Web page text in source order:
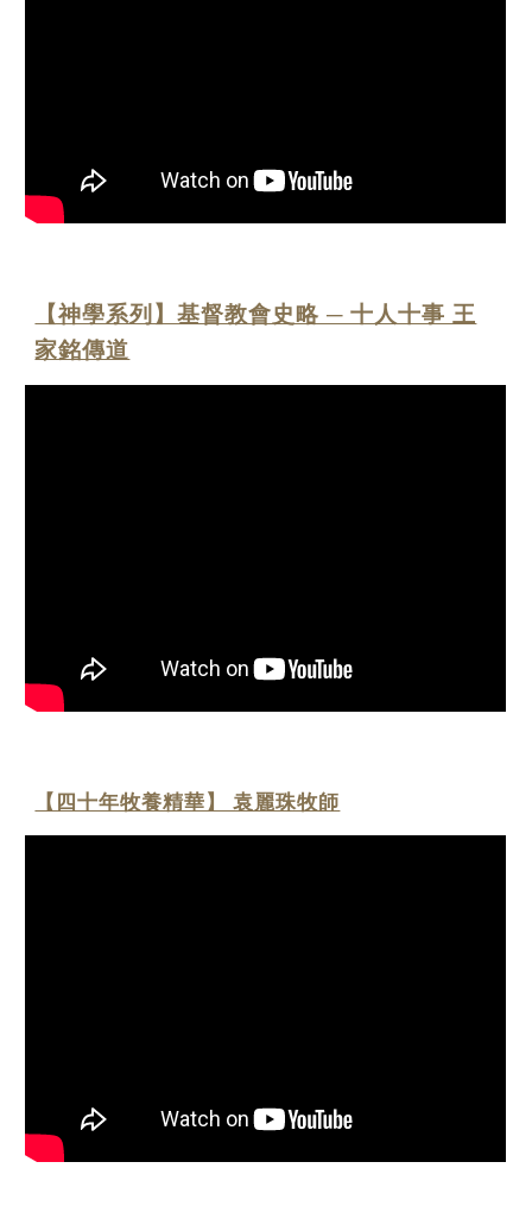
【神學系列】基督教會史略 ─ 十人十事 王
家銘傳道
【四十年牧養精華】 袁麗珠牧師